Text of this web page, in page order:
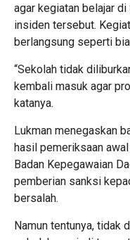
agar kegiatan belajar
insiden tersebut.
berlangsung seperti
“Sekolah tidak
kembali masuk agar
katanya.
Lukman menegaskan
hasil pemeriksaan
Badan Kepegawaian
pemberian sanksi
bersalah.
Namun tentunya, tidak